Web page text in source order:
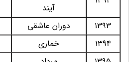
آیند
1393 دوران عاشقی
1394
خماری